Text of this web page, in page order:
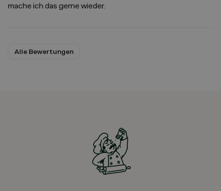
mache ich das gerne wieder.
Alle Bewertungen